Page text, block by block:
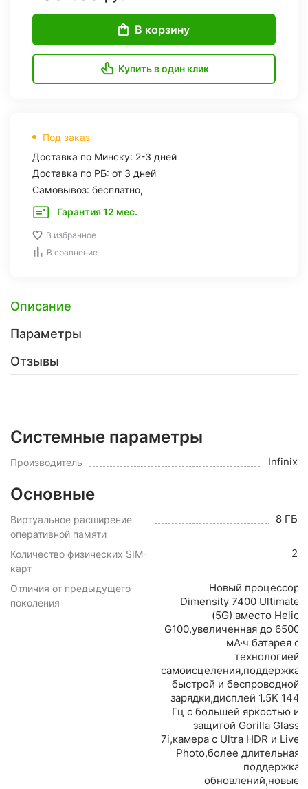
В корзину
Купить в один клик
Под заказ
Доставка по Минску: 2-3 дней
Доставка по РБ: от 3 дней
Самовывоз: бесплатно,
Гарантия 12 мес.
В избранное
В сравнение
Описание
Параметры
Отзывы
Системные параметры
Производитель Infinix
Основные
Виртуальное расширение
оперативной памяти
8 ГБ
Количество физических SIM-
карт
2
Отличия от предыдущего
поколения
Новый процессор
Dimensity 7400 Ultimate
(5G) вместо Helio
G100,увеличенная до 6500
мА·ч батарея с
технологией
самоисцеления,поддержка
быстрой и беспроводной
зарядки,дисплей 1.5K 144
Гц с большей яркостью и
защитой Gorilla Glass
7i,камера с Ultra HDR и Live
Photo,более длительная
поддержка
обновлений,новые